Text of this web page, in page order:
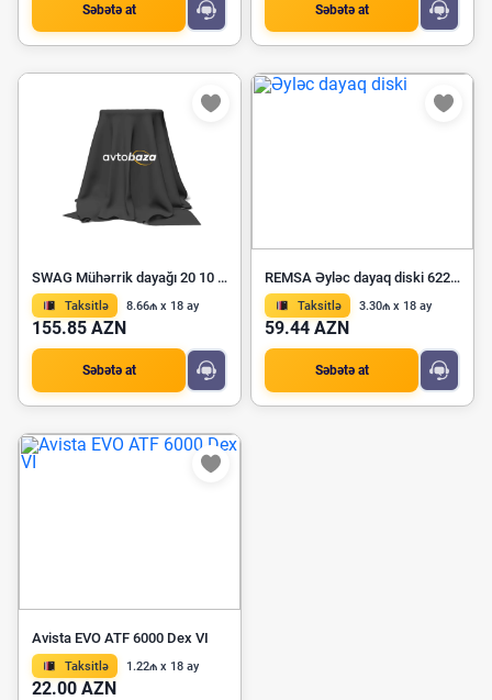
Səbətə at Səbətə at
SWAG Mühərrik dayağı 20 10 2698
Taksitlə 8.66₼ x 18 ay
155.85 AZN
Səbətə at
REMSA Əyləc dayaq diski 6221 00
Taksitlə 3.30₼ x 18 ay
59.44 AZN
Səbətə at
Avista EVO ATF 6000 Dex VI
Taksitlə 1.22₼ x 18 ay
22.00 AZN